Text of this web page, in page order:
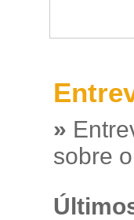
»
sobre